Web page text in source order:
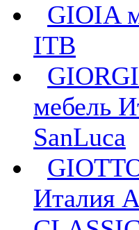
GIOIA
ITB
мебель
SanLuca
Италия